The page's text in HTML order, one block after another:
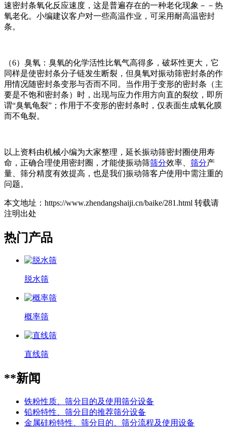
速密封条氧化反应速度，这是普遍存在的一种老化现象－－热
氧老化。小编建议客户对一些高温作业，可采用耐高温密封
条。
（6）臭氧：臭氧的化学活性比氧气高得多，破坏性更大，它
同样是使密封条分子链发生断裂，但臭氧对振动筛密封条的作
用情况随密封条变形与否而不同。当作用于变形的密封条（主
要是不饱和密封条）时，出现与应力作用方向直的裂纹，即所
谓“臭氧龟裂”；作用于不变形的密封条时，仅表面生成氧化膜
而不龟裂。
以上资料由机械小编为大家整理，延长振动筛密封圈使用寿
命，正确合理使用密封圈，才能使振动筛筛分效率、 筛分产
量、筛分精度有效提高，也是我们振动筛客户使用中需注重的
问题。
本文地址：https://www.zhendangshaiji.cn/baike/281.html 转载请
注明出处
热门产品
脱水筛
概率筛
直线筛
**新闻
铁粉性质、筛分目的及使用筛分设备
铅粉特性、筛分目的推荐筛分设备
金属硅粉特性、筛分目的、筛分流程及使用设备